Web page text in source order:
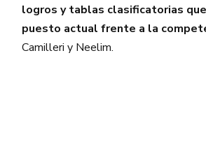
logros y tablas clasificatorias
puesto actual frente a la
Camilleri y Neelim.